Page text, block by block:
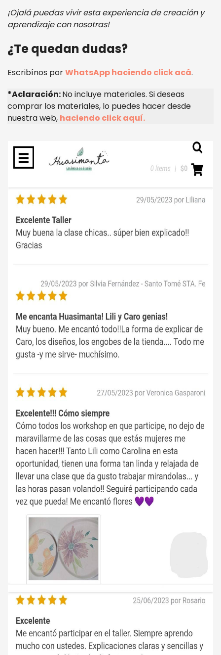
¡Ojalá puedas vivir esta experiencia de creación y
aprendizaje con nosotras!
¿Te quedan dudas?
Escribínos porWhatsApp haciendo click acá.
*Aclaración:No incluye materiales. Si deseas
comprar los materiales, lo puedes hacer desde
nuestra web, haciendo click aquí.